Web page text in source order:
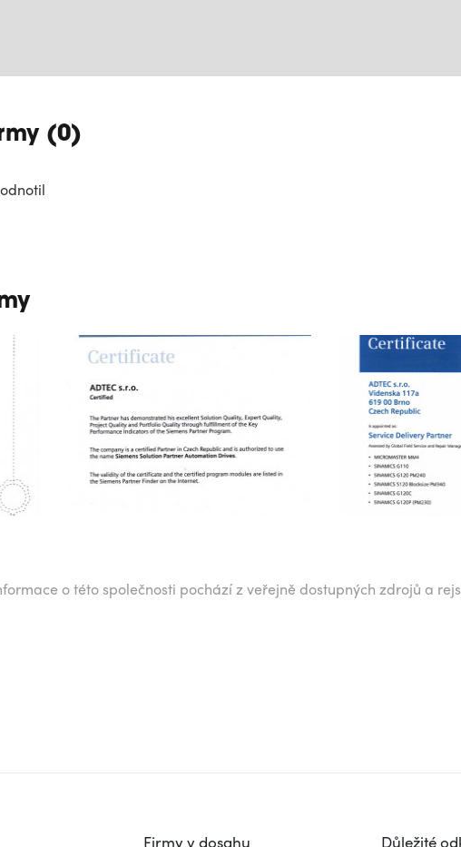
(0)
o této společnosti pochází z veřejně dostupných zdrojů a
Firmy v dosahu Důležité